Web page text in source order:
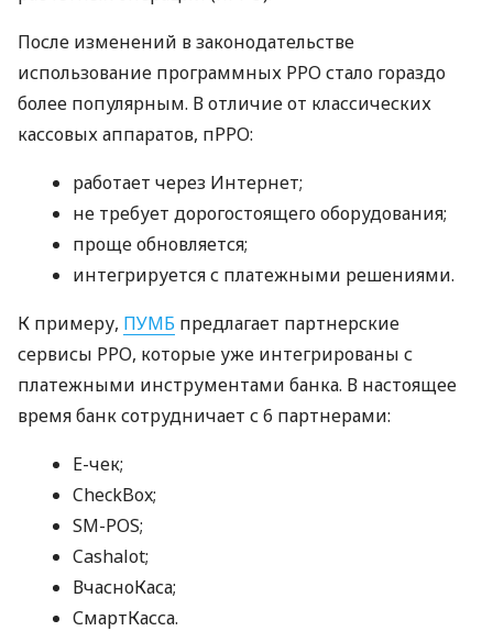
После изменений в законодательстве
использование программных РРО стало гораздо
более популярным. В отличие от классических
кассовых аппаратов, пРРО:
работает через Интернет;
не требует дорогостоящего оборудования;
проще обновляется;
интегрируется с платежными решениями.
К примеру, ПУМБ предлагает партнерские
сервисы РРО, которые уже интегрированы с
платежными инструментами банка. В настоящее
время банк сотрудничает с 6 партнерами:
E-чек;
CheckBox;
SM-POS;
Cashalot;
ВчасноКаса;
СмартКасса.